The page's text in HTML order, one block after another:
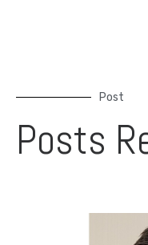
Post
Posts